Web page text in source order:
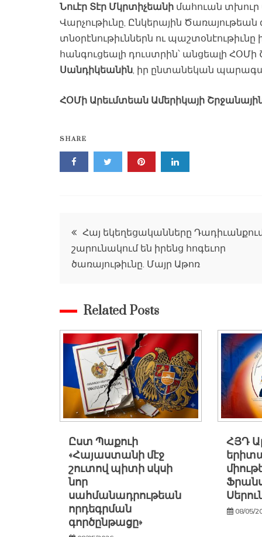
Նուէր Տէր Մկրտիչեանի մահուան տխուր
Վարչութիւնը, Ընկերային
տնօրէնութիւններն ու
հանգուցեալի դուստրին՝ անցեալի
Սանդիկեանին, իր ընտանեկան
ՀՕՄի Արեւմտեան Ամերիկայի
SHARE
Գրառումների
նավարկումը
Հայ եկեղեցականները
շարունակում են իրենց հոգեւոր
ծառայութիւնը. Մայր Աթոռ
Related Posts
Ըստ Պաքուի
«Հայաստանի մէջ
շուտով պիտի սկսի
նոր
սահմանադրութեան
որդեգրման
գործընթացը»
ՀՅԴ
08/05/